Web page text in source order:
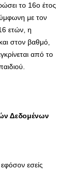
το 16ο έτος
με τον
ετών, η
στον βαθμό,
από το
Δεδομένων
εσείς